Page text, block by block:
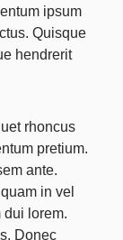
ipsum
Quisque
hendrerit
rhoncus
pretium.
ante.
in vel
dui lorem.
Donec